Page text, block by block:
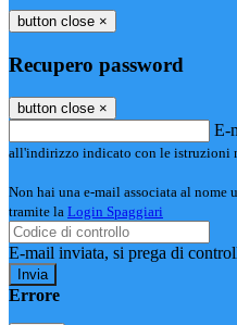
button close ×
Recupero password
button close ×
E-
all'indirizzo indicato con le istruzioni
Non hai una e-mail associata al nome
tramite la Login Spaggiari
E-mail inviata, si prega di
Errore